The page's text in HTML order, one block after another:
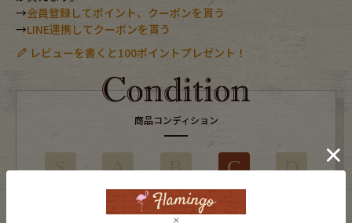
Keyring
→会員登録してポイント、クーポンを貰う
→LINE連携してクーポンを貰う
レビューを書くと100ポイントプレゼント！
商品コンディション
S A B C D
部分的に目立つ使用感やダメージがある商品